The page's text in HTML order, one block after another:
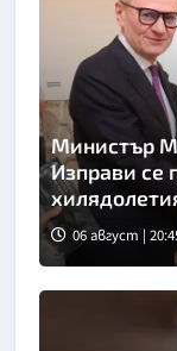
Министър
Изправи се
06 август |